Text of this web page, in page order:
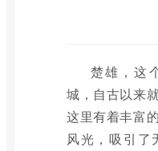
楚雄，这
城，自古以来
这里有着丰富
风光，吸引了